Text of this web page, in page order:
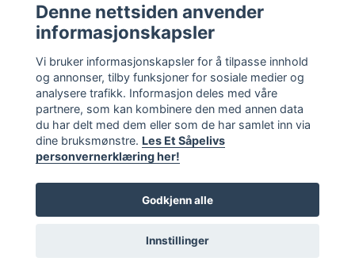
Om oss
Les mer
Sosiale medier
© 2026 Et Såpeliv
Denne nettsiden anvender
informasjonskapsler
Vi bruker informasjonskapsler for å tilpasse innhold
og annonser, tilby funksjoner for sosiale medier og
analysere trafikk. Informasjon deles med våre
partnere, som kan kombinere den med annen data
du har delt med dem eller som de har samlet inn via
dine bruksmønstre. Les Et Såpelivs
personvernerklæring her!
Godkjenn alle
Innstillinger